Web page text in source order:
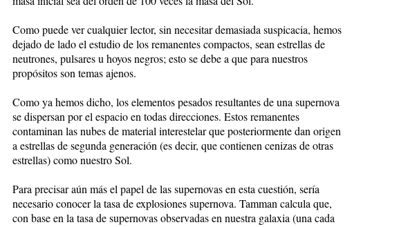
Como puede ver cualquier lector, sin necesitar demasiada suspicacia, hemos
dejado de lado el estudio de los remanentes compactos, sean estrellas de
neutrones, pulsares u hoyos negros; esto se debe a que para nuestros
propósitos son temas ajenos.
Como ya hemos dicho, los elementos pesados resultantes de una supernova
se dispersan por el espacio en todas direcciones. Estos remanentes
contaminan las nubes de material interestelar que posteriormente dan origen
a estrellas de segunda generación (es decir, que contienen cenizas de otras
estrellas) como nuestro Sol.
Para precisar aún más el papel de las supernovas en esta cuestión, sería
necesario conocer la tasa de explosiones supernova. Tamman calcula que,
con base en la tasa de supernovas observadas en nuestra galaxia (una cada